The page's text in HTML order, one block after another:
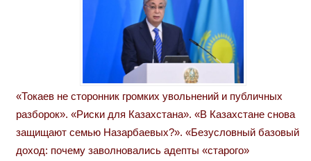
«Токаев не сторонник громких увольнений и публичных
разборок». «Риски для Казахстана». «В Казахстане снова
защищают семью Назарбаевых?». «Безусловный базовый
доход: почему заволновались адепты «старого»